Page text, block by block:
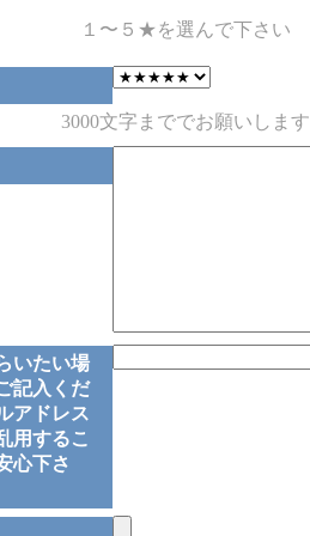
１〜５★を選んで下さい
3000文字まででお願いします
いたい場
記入くだ
アドレス
用するこ
心下さ